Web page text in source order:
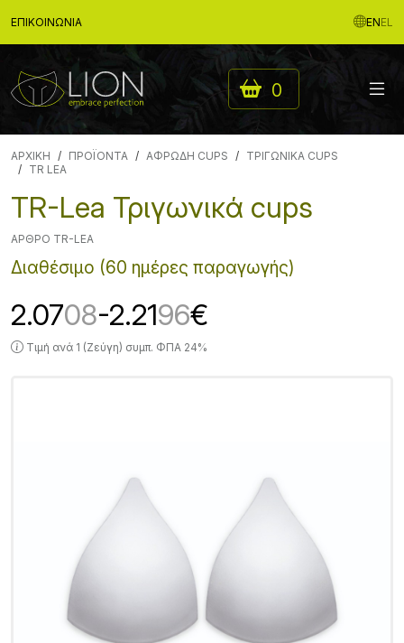
ΕΠΙΚΟΙΝΩΝΊΑ ENEL
0
ΑΡΧΙΚΉ ΠΡΟΪΟΝΤΑ ΑΦΡΩΔΗ CUPS
ΤΡΙΓΩΝΙΚΑ CUPS
TR LEA
TR-Lea Τριγωνικά cups
ΆΡΘΡΟ TR-LEA
Διαθέσιμο (60 ημέρες παραγωγής)
2.0708-2.2196€
Τιμή ανά 1 (Ζεύγη) συμπ. ΦΠΑ 24%